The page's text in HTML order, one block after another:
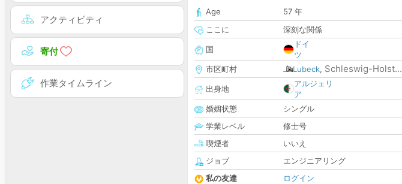
アクティビティ
寄付
作業タイムライン
Age
57 年
ここに
深刻な関係
国
ドイ
ツ
市区町村
Lubeck, Schleswig-Holst...
出身地
アルジェリ
ア
婚姻状態
シングル
学業レベル
修士号
喫煙者
いいえ
ジョブ
エンジニアリング
私の友達
ログイン